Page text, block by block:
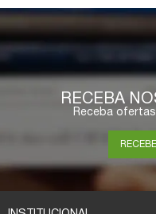
RECEBA
Receba